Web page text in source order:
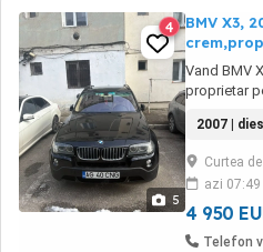
5
4
BMV X3,
Vand BMV
proprietar
Tractiune
toata
adaptive
automat
centralizata
2007 |
Curtea
azi 07:49
4 950
Telefon